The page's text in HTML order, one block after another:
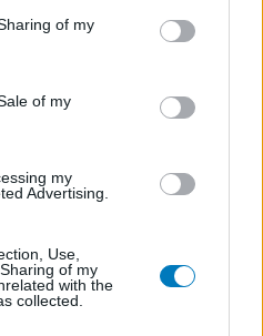
of my
of my
my
Advertising.
Use,
of my
with the
collected.